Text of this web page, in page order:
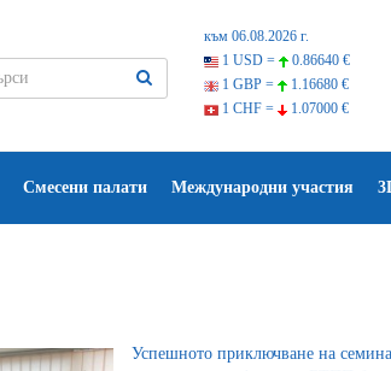
към 06.08.2026 г.
1 USD =
0.86640 €
1 GBP =
1.16680 €
1 CHF =
1.07000 €
Смесени палати Международни участия
Успешното приключване на